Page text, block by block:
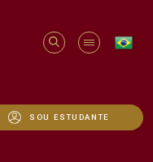
SOU ESTUDANTE